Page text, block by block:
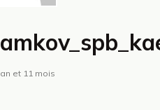
et 11 mois